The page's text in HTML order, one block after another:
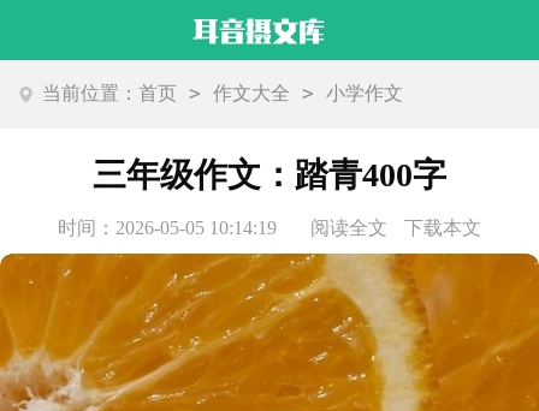
当前位置：首页 > 作文大全 > 小学作文
三年级作文：踏青400字
时间：2026-05-05 10:14:19 阅读全文 下载本文